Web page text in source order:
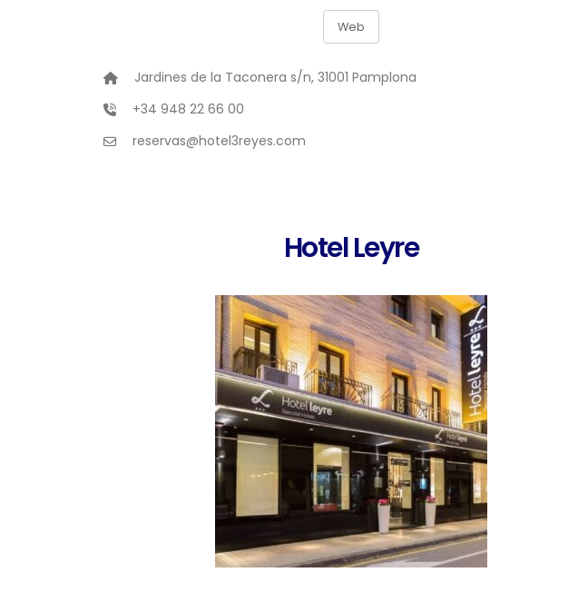
Web
Jardines de la Taconera s/n, 31001 Pamplona
+34 948 22 66 00
reservas@hotel3reyes.com
Hotel Leyre